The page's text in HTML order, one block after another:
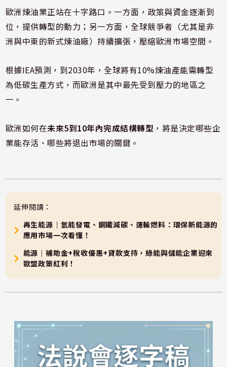
歐洲煉油業正站在十字路口。一方面，政策與資金逐漸到
位，提供轉型的動力；另一方面，全球競爭者（尤其是非
洲與中東的新式煉油廠）持續擴張，壓縮歐洲市場空間。
根據IEA預測，到2030年，全球將有10%煉油產能需轉型
為低碳生產方式，而歐洲是其中最先受到壓力的地區之
一。
歐洲如何在未來5到10年內完成結構轉型 ，將是決定哪些企
業能存活、哪些將退出市場的關鍵。
延伸閱讀：
再生能源｜氫能發電、鋼鐵減碳、運輸燃料：環保新能源的
應用市場一次看懂！
能源｜補助金+稅收優惠+貸款支持，綠能與儲能企業迎來
歐盟政策紅利！